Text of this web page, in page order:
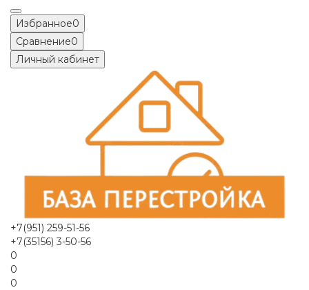
Избранное0
Сравнение0
Личный кабинет
+7(951) 259-51-56
+7(35156) 3-50-56
0
0
0